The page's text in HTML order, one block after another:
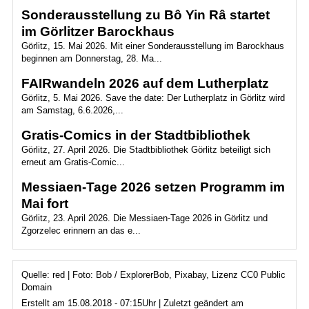
Sonderausstellung zu Bô Yin Râ startet
im Görlitzer Barockhaus
Görlitz, 15. Mai 2026. Mit einer Sonderausstellung im Barockhaus
beginnen am Donnerstag, 28. Ma...
FAIRwandeln 2026 auf dem Lutherplatz
Görlitz, 5. Mai 2026. Save the date: Der Lutherplatz in Görlitz wird
am Samstag, 6.6.2026,...
Gratis-Comics in der Stadtbibliothek
Görlitz, 27. April 2026. Die Stadtbibliothek Görlitz beteiligt sich
erneut am Gratis-Comic...
Messiaen-Tage 2026 setzen Programm im
Mai fort
Görlitz, 23. April 2026. Die Messiaen-Tage 2026 in Görlitz und
Zgorzelec erinnern an das e...
Quelle: red | Foto: Bob / ExplorerBob, Pixabay, Lizenz CC0 Public
Domain
Erstellt am 15.08.2018 - 07:15Uhr | Zuletzt geändert am